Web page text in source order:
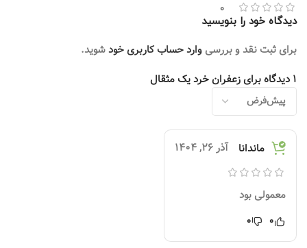
0
1 دیدگاه برای زعفران خرد یک مثقال
ماندانا آذر 26, 1404
معمولی بود
0
0
دیدگاه خود را بنویسید
برای ثبت نقد و بررسی وارد حساب کاربری خودشوید.